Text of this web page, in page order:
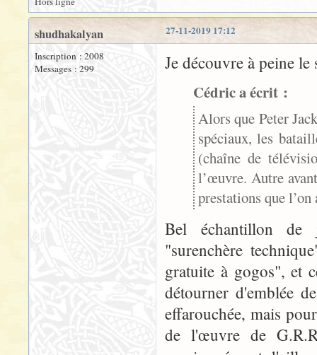
27-11-2019 17:12
shudhakalyan
Inscription : 2008
Messages : 299
Je découvre à peine
Cédric a écrit :
Alors que Peter
spéciaux, les
(chaîne de
l’œuvre. Autre
prestations que
Bel échantillon de
"surenchère
gratuite à gogos", et
détourner d'emblée
effarouchée, mais
de l'œuvre de